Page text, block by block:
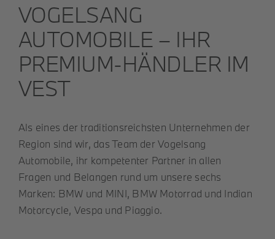
VOGELSANG
AUTOMOBILE – IHR
PREMIUM-HÄNDLER IM
VEST
Als eines der traditionsreichsten Unternehmen der
Region sind wir, das Team der Vogelsang
Automobile, ihr kompetenter Partner in allen
Fragen und Belangen rund um unsere sechs
Marken: BMW und MINI, BMW Motorrad und Indian
Motorcycle, Vespa und Piaggio.